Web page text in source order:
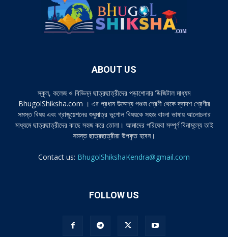
ABOUT US
স্কুল, কলেজ ও বিভিন্ন ছাত্রছাত্রীদের পড়াশোনার ডিজিটাল মাধ্যম
BhugolShiksha.com । এর প্রধান উদ্দেশ্য পঞ্চম শ্রেণী থেকে দ্বাদশ শ্রেণীর
সমস্ত বিষয় এবং গ্রাজুয়েশনের শুধুমাত্র ভূগোল বিষয়কে সহজ বাংলা ভাষায় আলোচনার
মাধ্যমে ছাত্রছাত্রীদের কাছে সহজ করে তোলা। আমাদের পরিষেবা সম্পূর্ণ বিনামূল্যে তাই
সমস্ত ছাত্রছাত্রীরা উপকৃত হবেন।
Contact us: BhugolShikshaKendra@gmail.com
FOLLOW US